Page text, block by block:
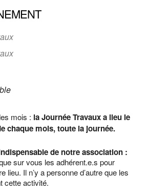
mois : la Journée Travaux a lieu le
chaque mois, toute la journée.
de notre association :
sur vous les adhérent.e.s pour
lieu. Il n’y a personne d’autre que les
cette activité.